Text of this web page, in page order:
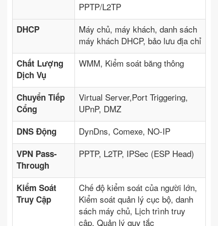
PPTP/L2TP
DHCP
Máy chủ, máy khách, danh sách
máy khách DHCP, bảo lưu địa chỉ
Chất Lượng
Dịch Vụ
WMM, Kiểm soát băng thông
Chuyển Tiếp
Cổng
Virtual Server,Port Triggering,
UPnP, DMZ
DNS Động DynDns, Comexe, NO-IP
VPN Pass-
Through
PPTP, L2TP, IPSec (ESP Head)
Kiểm Soát
Truy Cập
Chế độ kiểm soát của người lớn,
Kiểm soát quản lý cục bộ, danh
sách máy chủ, Lịch trình truy
cập, Quản lý quy tắc